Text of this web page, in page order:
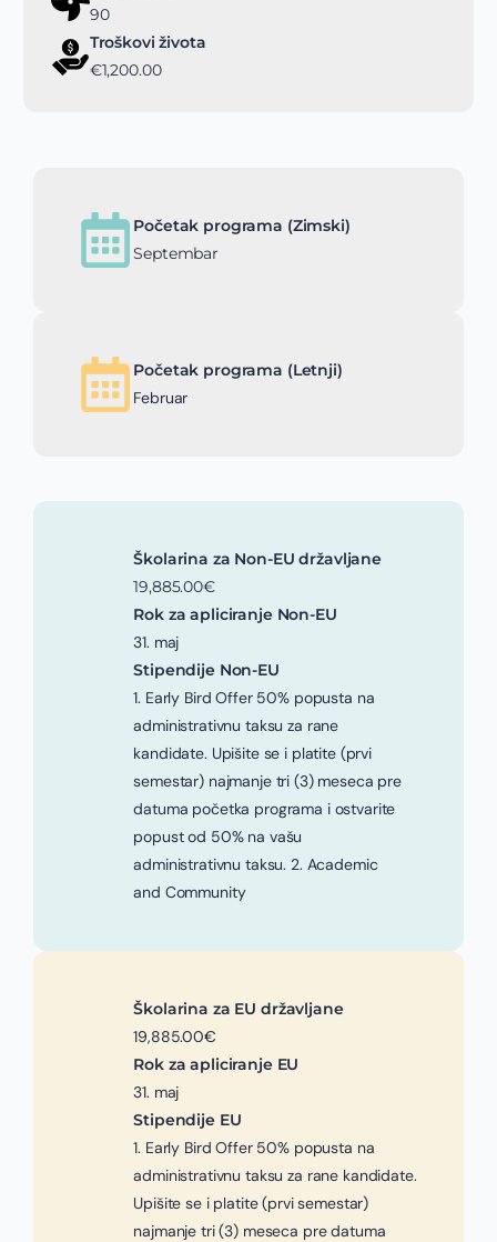
90
Troškovi života
€1,200.00
Početak programa (Zimski)
Septembar
Početak programa (Letnji)
Februar
Školarina za Non-EU državljane
19,885.00€
Rok za apliciranje Non-EU
31. maj
Stipendije Non-EU
1. Early Bird Offer 50% popusta na
administrativnu taksu za rane
kandidate. Upišite se i platite (prvi
semestar) najmanje tri (3) meseca pre
datuma početka programa i ostvarite
popust od 50% na vašu
administrativnu taksu. 2. Academic
and Community
Školarina za EU državljane
19,885.00€
Rok za apliciranje EU
31. maj
Stipendije EU
1. Early Bird Offer 50% popusta na
administrativnu taksu za rane kandidate.
Upišite se i platite (prvi semestar)
najmanje tri (3) meseca pre datuma